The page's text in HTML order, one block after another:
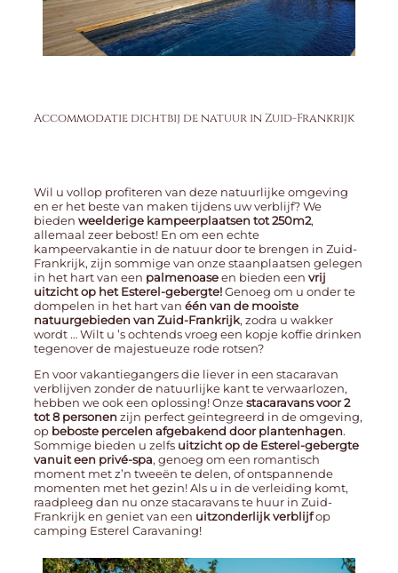
Accommodatie dichtbij de natuur in Zuid-Frankrijk
Wil u vollop profiteren van deze natuurlijke omgeving
en er het beste van maken tijdens uw verblijf? We
bieden weelderige kampeerplaatsen tot 250m2,
allemaal zeer bebost! En om een ​​echte
kampeervakantie in de natuur door te brengen in Zuid-
Frankrijk, zijn sommige van onze staanplaatsen gelegen
in het hart van een palmenoaseen bieden een vrij
uitzicht op het Esterel-gebergte!Genoeg om u onder te
dompelen in het hart van één van de mooiste
natuurgebieden van Zuid-Frankrijk, zodra u wakker
wordt … Wilt u ’s ochtends vroeg een kopje koffie drinken
tegenover de majestueuze rode rotsen?
En voor vakantiegangers die liever in een stacaravan
verblijven zonder de natuurlijke kant te verwaarlozen,
hebben we ook een oplossing! Onzestacaravans voor 2
tot 8 personenzijn perfect geïntegreerd in de omgeving,
op beboste percelen afgebakend door plantenhagen.
Sommige bieden u zelfs uitzicht op de Esterel-gebergte
vanuit een privé-spa, genoeg om een ​​romantisch
moment met z’n tweeën te delen, of ontspannende
momenten met het gezin! Als u in de verleiding komt,
raadpleeg dan nu onze stacaravans te huur in Zuid-
Frankrijk en geniet van een uitzonderlijk verblijfop
camping Esterel Caravaning!